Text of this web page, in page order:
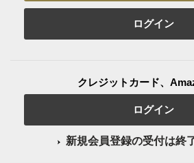
ログイン
クレジットカード、
ログイン
新規会員登録の受付は終